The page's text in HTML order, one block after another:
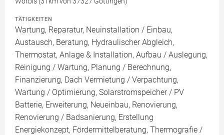
TÄTIGKEITEN
Wartung, Reparatur, Neuinstallation / Einbau,
Austausch, Beratung, Hydraulischer Abgleich,
Thermostat, Anlage & Installation, Aufbau / Auslegung,
Reinigung / Wartung, Planung / Berechnung,
Finanzierung, Dach Vermietung / Verpachtung,
Wartung / Optimierung, Solarstromspeicher / PV
Batterie, Erweiterung, Neueinbau, Renovierung,
Renovierung / Badsanierung, Erstellung
Energiekonzept, Fördermittelberatung, Thermografie /